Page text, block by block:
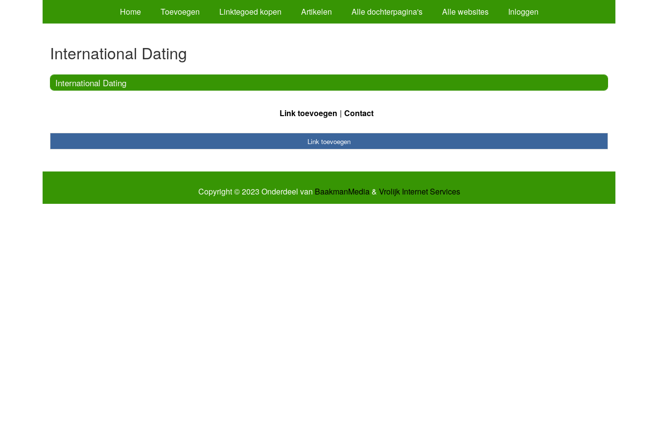
Home Toevoegen Linktegoed kopen Artikelen Alle dochterpagina's Alle websites Inloggen
International Dating
International Dating
Link toevoegen Contact
Link toevoegen
Copyright © 2023 Onderdeel van BaakmanMedia& Vrolijk Internet Services